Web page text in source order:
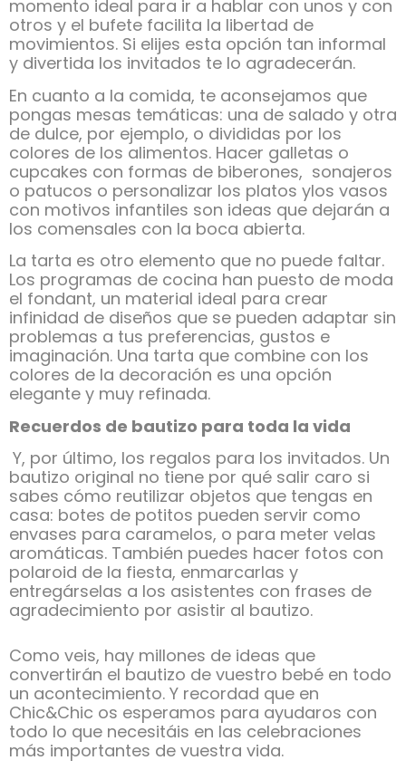
momento ideal para ir a hablar con unos y con
otros y el bufete facilita la libertad de
movimientos. Si elijes esta opción tan informal
y divertida los invitados te lo agradecerán.
En cuanto a la comida, te aconsejamos que
pongas mesas temáticas: una de salado y otra
de dulce, por ejemplo, o divididas por los
colores de los alimentos. Hacer galletas o
cupcakes con formas de biberones, sonajeros
o patucos o personalizar los platos ylos vasos
con motivos infantiles son ideas que dejarán a
los comensales con la boca abierta.
La tarta es otro elemento que no puede faltar.
Los programas de cocina han puesto de moda
el fondant, un material ideal para crear
infinidad de diseños que se pueden adaptar sin
problemas a tus preferencias, gustos e
imaginación. Una tarta que combine con los
colores de la decoración es una opción
elegante y muy refinada.
Recuerdos de bautizo para toda la vida
Y, por último, los regalos para los invitados. Un
bautizo original no tiene por qué salir caro si
sabes cómo reutilizar objetos que tengas en
casa: botes de potitos pueden servir como
envases para caramelos, o para meter velas
aromáticas. También puedes hacer fotos con
polaroid de la fiesta, enmarcarlas y
entregárselas a los asistentes con frases de
agradecimiento por asistir al bautizo.
Como veis, hay millones de ideas que
convertirán el bautizo de vuestro bebé en todo
un acontecimiento. Y recordad que en
Chic&Chic os esperamos para ayudaros con
todo lo que necesitáis en las celebraciones
más importantes de vuestra vida.